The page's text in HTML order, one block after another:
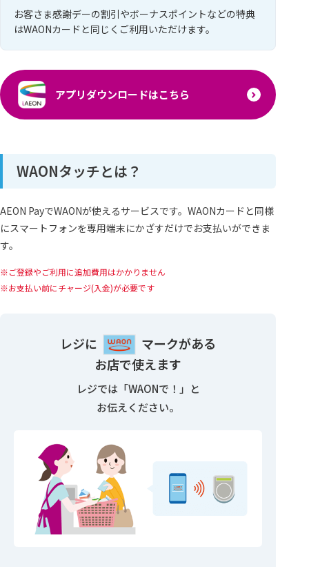
お客さま感謝デーの割引やボーナスポイントなどの特典
はWAONカードと同じくご利用いただけます。
アプリダウンロードはこちら
WAONタッチとは？
AEON PayでWAONが使えるサービスです。WAONカードと同様
にスマートフォンを専用端末にかざすだけでお支払いができま
す。
ご登録やご利用に追加費用はかかりません
お支払い前にチャージ(入金)が必要です
レジに
マークがある
お店で使えます
レジでは「WAONで！」と
お伝えください。